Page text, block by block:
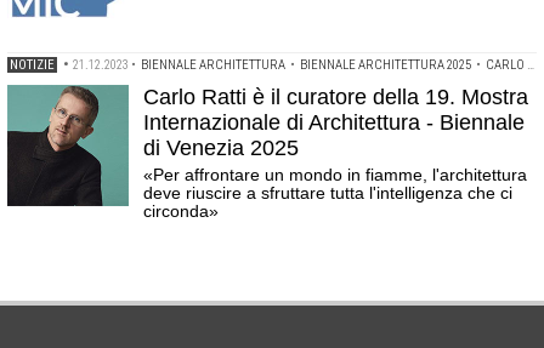
NOTIZIE • 21.12.2023 • BIENNALE ARCHITETTURA • BIENNALE ARCHITETTURA 2025 • CARLO RATTI
Carlo Ratti è il curatore della 19. Mostra
Internazionale di Architettura - Biennale
di Venezia 2025
«Per affrontare un mondo in fiamme, l'architettura
deve riuscire a sfruttare tutta l'intelligenza che ci
circonda»